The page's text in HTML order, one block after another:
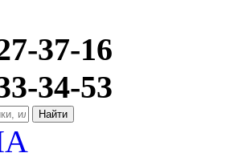
37-16
34-53